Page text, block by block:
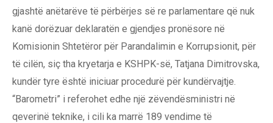
gjashtë anëtarëve të përbërjes së re parlamentare që nuk
kanë dorëzuar deklaratën e gjendjes pronësore në
Komisionin Shtetëror për Parandalimin e Korrupsionit, për
të cilën, siç tha kryetarja e KSHPK-së, Tatjana Dimitrovska,
kundër tyre është iniciuar procedurë për kundërvajtje.
“Barometri” i referohet edhe një zëvendësministri në
qeverinë teknike, i cili ka marrë 189 vendime të